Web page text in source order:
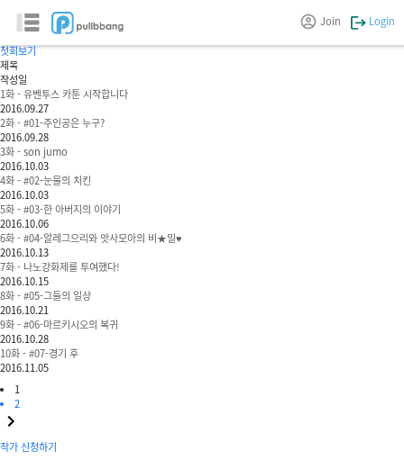
Join Login
러브코어
첫회보기
제목
작성일
1화 - 유벤투스 카툰 시작합니다
2016.09.27
2화 - #01-주인공은 누구?
2016.09.28
3화 - son jumo
2016.10.03
4화 - #02-눈물의 치킨
2016.10.03
5화 - #03-한 아버지의 이야기
2016.10.06
6화 - #04-알레그으리와 앗사모아의 비★밀♥
2016.10.13
7화 - 나노강화제를 투여했다!
2016.10.15
8화 - #05-그들의 일상
2016.10.21
9화 - #06-마르키시오의 복귀
2016.10.28
10화 - #07-경기 후
2016.11.05
1
2
작가 신청하기